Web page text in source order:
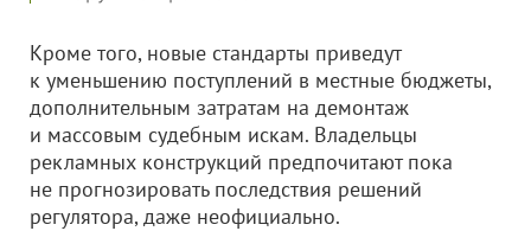
Кроме того, новые стандарты приведут
к уменьшению поступлений в местные бюджеты,
дополнительным затратам на демонтаж
и массовым судебным искам. Владельцы
рекламных конструкций предпочитают пока
не прогнозировать последствия решений
регулятора, даже неофициально.